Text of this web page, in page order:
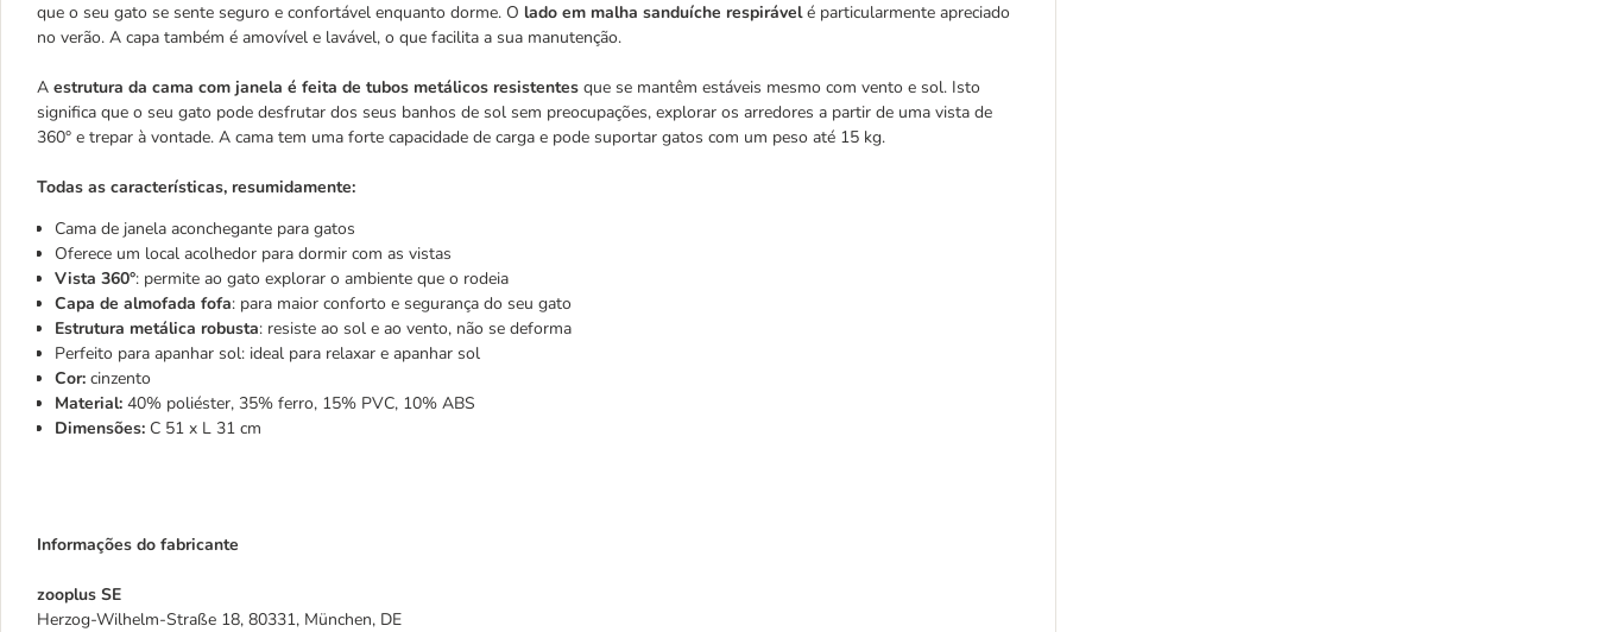
que o seu gato se sente seguro e confortável enquanto dorme. O lado em malha sanduíche respirávelé particularmente apreciado
no verão. A capa também é amovível e lavável, o que facilita a sua manutenção.
A estrutura da cama com janela é feita de tubos metálicos resistentes que se mantêm estáveis mesmo com vento e sol. Isto
significa que o seu gato pode desfrutar dos seus banhos de sol sem preocupações, explorar os arredores a partir de uma vista de
360° e trepar à vontade. A cama tem uma forte capacidade de carga e pode suportar gatos com um peso até 15 kg.
Todas as características, resumidamente:
Cama de janela aconchegante para gatos
Oferece um local acolhedor para dormir com as vistas
Vista 360°: permite ao gato explorar o ambiente que o rodeia
Capa de almofada fofa: para maior conforto e segurança do seu gato
Estrutura metálica robusta: resiste ao sol e ao vento, não se deforma
Perfeito para apanhar sol: ideal para relaxar e apanhar sol
Cor: cinzento
Material: 40% poliéster, 35% ferro, 15% PVC, 10% ABS
Dimensões: C 51 x L 31 cm
Informações do fabricante
zooplus SE
Herzog-Wilhelm-Straße 18, 80331, München, DE